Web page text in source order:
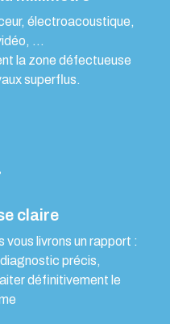
électroacoustique,
…
la zone défectueuse
superflus.
claire
livrons un rapport :
précis,
définitivement le